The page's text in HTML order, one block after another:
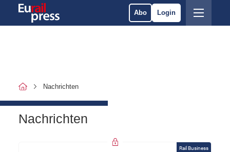
Abo Login
Nachrichten
Nachrichten
Rail Business